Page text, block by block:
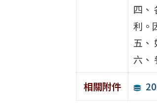
四、
利。
五、
六、
相關附件